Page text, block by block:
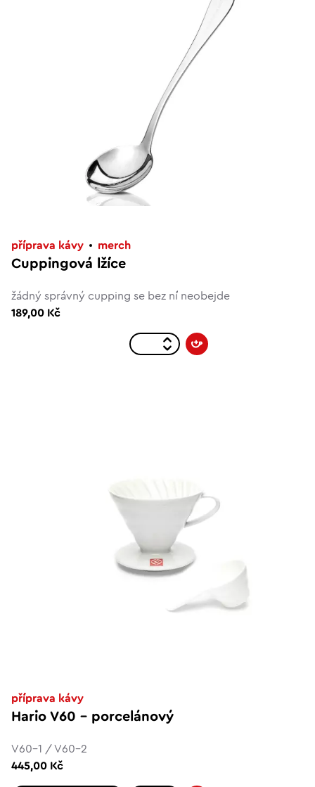
příprava kávy merch
Cuppingová lžíce
žádný správný cupping se bez ní neobejde
189,00 Kč
příprava kávy
Hario V60 – porcelánový
V60-1 / V60-2
445,00 Kč